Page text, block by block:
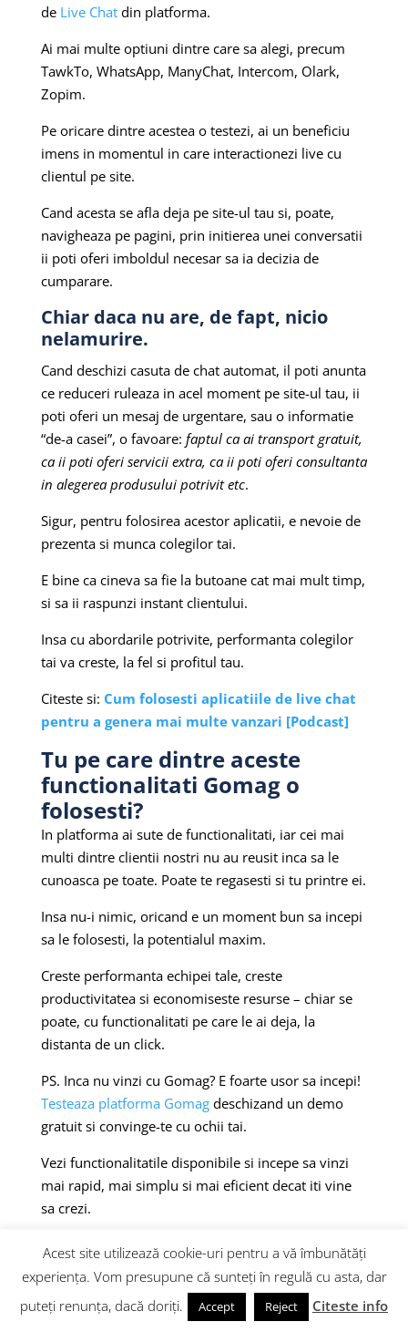
deLive Chatdin platforma.
Ai mai multe optiuni dintre care sa alegi, precum
TawkTo, WhatsApp, ManyChat, Intercom, Olark,
Zopim.
Pe oricare dintre acestea o testezi, ai un beneficiu
imens in momentul in care interactionezi live cu
clientul pe site.
Cand acesta se afla deja pe site-ul tau si, poate,
navigheaza pe pagini, prin initierea unei conversatii
ii poti oferi imboldul necesar sa ia decizia de
cumparare.
Chiar daca nu are, de fapt, nicio
nelamurire.
Cand deschizi casuta de chat automat, il poti anunta
ce reduceri ruleaza in acel moment pe site-ul tau, ii
poti oferi un mesaj de urgentare, sau o informatie
“de-a casei”, o favoare: faptul ca ai transport gratuit,
ca ii poti oferi servicii extra, ca ii poti oferi consultanta
in alegerea produsului potrivit etc.
Sigur, pentru folosirea acestor aplicatii, e nevoie de
prezenta si munca colegilor tai.
E bine ca cineva sa fie la butoane cat mai mult timp,
si sa ii raspunzi instant clientului.
Insa cu abordarile potrivite, performanta colegilor
tai va creste, la fel si profitul tau.
Citeste si: Cum folosesti aplicatiile de live chat
pentru a genera mai multe vanzari [Podcast]
Tu pe care dintre aceste
functionalitati Gomag o
folosesti?
In platforma ai sute de functionalitati, iar cei mai
multi dintre clientii nostri nu au reusit inca sa le
cunoasca pe toate. Poate te regasesti si tu printre ei.
Insa nu-i nimic, oricand e un moment bun sa incepi
sa le folosesti, la potentialul maxim.
Creste performanta echipei tale, creste
productivitatea si economiseste resurse – chiar se
poate, cu functionalitati pe care le ai deja, la
distanta de un click.
PS. Inca nu vinzi cu Gomag? E foarte usor sa incepi!
Testeaza platforma Gomagdeschizand un demo
gratuit si convinge-te cu ochii tai.
Vezi functionalitatile disponibile si incepe sa vinzi
mai rapid, mai simplu si mai eficient decat iti vine
sa crezi.
7+ Trenduri in Automatizare si
Productivitate eCommerce 2026
1. GoBots ca nucleu de automatizare– Cele 5
GoBots Gomag (CRM Bot, Email Bot, SMS Bot,
Acest site utilizează cookie-uri pentru a vă îmbunătăți
experiența. Vom presupune că sunteți în regulă cu asta, dar
puteți renunța, dacă doriți.
Accept Reject Citeste info